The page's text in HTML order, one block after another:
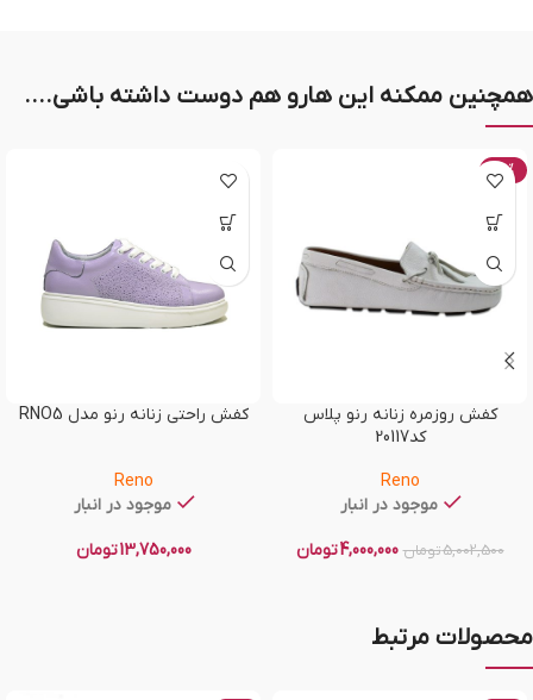
همچنین ممکنه این هارو هم دوست داشته باشی....
-20%
کفش روزمره زنانه رنو پلاس
کد20117
Reno
موجود در انبار
5,002,500تومان 4,000,000تومان
کفش راحتی زنانه رنو مدل RNO5
Reno
موجود در انبار
13,750,000تومان
محصولات مرتبط